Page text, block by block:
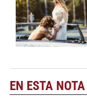
EN ESTA NOTA